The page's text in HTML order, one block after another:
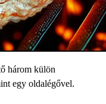
három külön
egy oldalégővel.